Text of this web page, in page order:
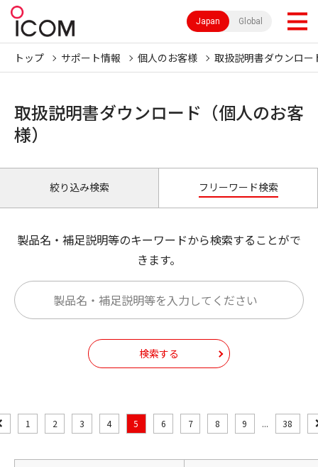
Japan Global
トップ サポート情報 個人のお客様 取扱説明書ダウンロー
取扱説明書ダウンロード（個人のお客
様）
絞り込み検索 フリーワード検索
製品名・補足説明等のキーワードから検索することがで
きます。
検索する
1 2 3 4 5 6 7 8 9 ... 38